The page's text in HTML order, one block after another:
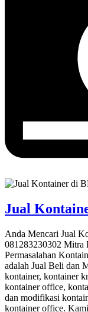
Jual
Anda Mencari Jual
081283230302 Mitra
Permasalahan
adalah Jual Beli dan
kontainer, kontainer
kontainer office,
dan modifikasi
kontainer office.